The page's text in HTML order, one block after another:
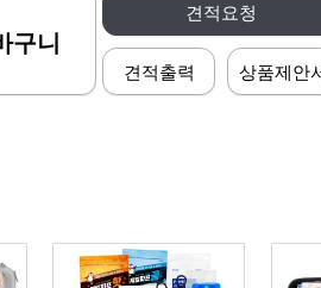
견적요청
견적출력 상품제안
구니